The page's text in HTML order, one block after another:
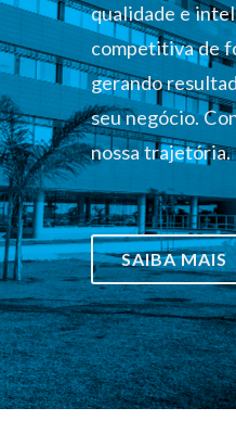
qualidade e
competitiva de
gerando
seu negócio.
nossa trajetória.
SAIBA MAIS